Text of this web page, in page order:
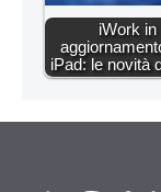
iWork in
iPad: le novità